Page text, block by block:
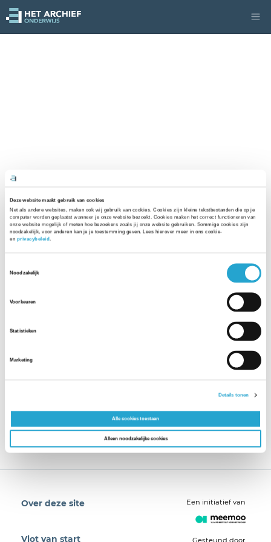
Deze website maakt gebruik van cookies
Net als andere websites, maken ook wij gebruik van cookies. Cookies zijn kleine tekstbestanden die op je
computer worden geplaatst wanneer je onze website bezoekt. Cookies maken het correct functioneren van
onze website mogelijk of meten hoe bezoekers zoals jij onze website gebruiken. Sommige cookies zijn
noodzakelijk, voor anderen kan je je toestemming geven. Lees hierover meer in ons cookie-
en privacybeleid.
Noodzakelijk
Voorkeuren
Statistieken
Marketing
Details tonen
Alle cookies toestaan
Alleen noodzakelijke cookies
Over deze site
Vlot van start
Een initiatief van
Gesteund door